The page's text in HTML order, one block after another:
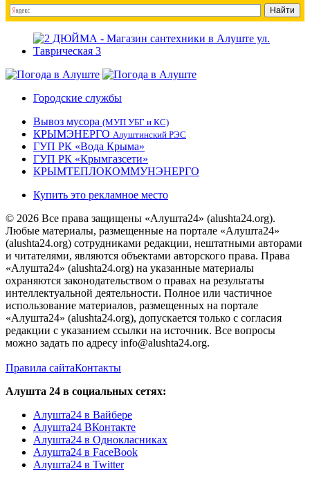
Городские службы
Вывоз мусора (МУП УБГ и КС)
КРЫМЭНЕРГО Алуштинский РЭС
ГУП РК «Вода Крыма»
ГУП РК «Крымгазсети»
КРЫМТЕПЛОКОММУНЭНЕРГО
Купить это рекламное место
© 2026 Все права защищены «Алушта24» (alushta24.org).
Любые материалы, размещенные на портале «Алушта24»
(alushta24.org) сотрудниками редакции, нештатными авторами
и читателями, являются объектами авторского права. Права
«Алушта24» (alushta24.org) на указанные материалы
охраняются законодательством о правах на результаты
интеллектуальной деятельности. Полное или частичное
использование материалов, размещенных на портале
«Алушта24» (alushta24.org), допускается только с согласия
редакции с указанием ссылки на источник. Все вопросы
можно задать по адресу info@alushta24.org.
Правила сайтаКонтакты
Алушта 24 в социальных сетях:
Алушта24 в Вайбере
Алушта24 ВКонтакте
Алушта24 в Однокласниках
Алушта24 в FaceBook
Алушта24 в Twitter